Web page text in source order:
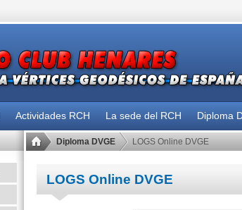
Actividades RCH La sede del RCH Diploma
Diploma DVGE LOGS Online DVGE
LOGS Online DVGE